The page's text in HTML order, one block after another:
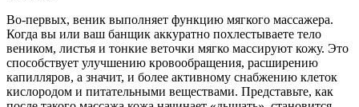
Во-первых, веник выполняет функцию мягкого массажера.
Когда вы или ваш банщик аккуратно похлестываете тело
веником, листья и тонкие веточки мягко массируют кожу. Это
способствует улучшению кровообращения, расширению
капилляров, а значит, и более активному снабжению клеток
кислородом и питательными веществами. Представьте, как